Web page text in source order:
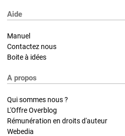
Aide
Manuel
Contactez nous
Boite à idées
A propos
Qui sommes nous ?
L'Offre Overblog
Rémunération en droits d'auteur
Webedia